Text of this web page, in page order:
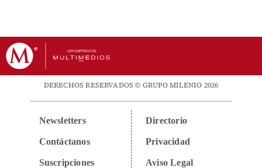
DERECHOS RESERVADOS © GRUPO MILENIO 2026
Newsletters
Contáctanos
Suscripciones
Directorio
Privacidad
Aviso Legal